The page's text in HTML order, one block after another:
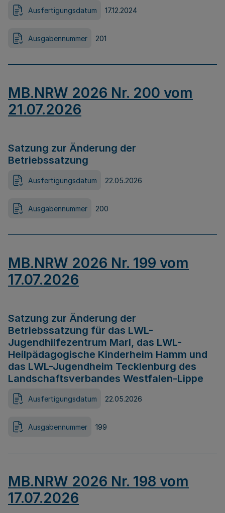
Ausfertigungsdatum 17.12.2024
Ausgabennummer 201
MB.NRW 2026 Nr. 200 vom
21.07.2026
Satzung zur Änderung der
Betriebssatzung
Ausfertigungsdatum 22.05.2026
Ausgabennummer 200
MB.NRW 2026 Nr. 199 vom
17.07.2026
Satzung zur Änderung der
Betriebssatzung für das LWL-
Jugendhilfezentrum Marl, das LWL-
Heilpädagogische Kinderheim Hamm und
das LWL-Jugendheim Tecklenburg des
Landschaftsverbandes Westfalen-Lippe
Ausfertigungsdatum 22.05.2026
Ausgabennummer 199
MB.NRW 2026 Nr. 198 vom
17.07.2026